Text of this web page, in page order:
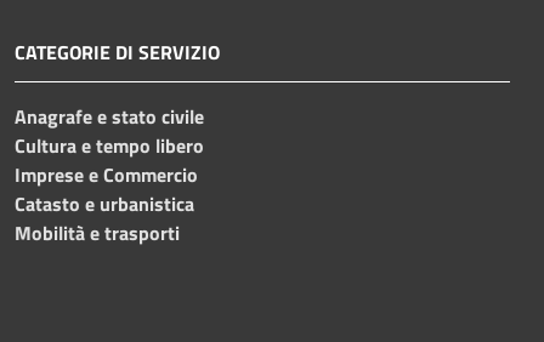
CATEGORIE DI SERVIZIO
Anagrafe e stato civile
Cultura e tempo libero
Imprese e Commercio
Catasto e urbanistica
Mobilità e trasporti